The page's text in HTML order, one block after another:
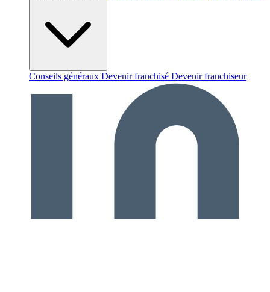
Conseils généraux Devenir franchisé Devenir franchiseur